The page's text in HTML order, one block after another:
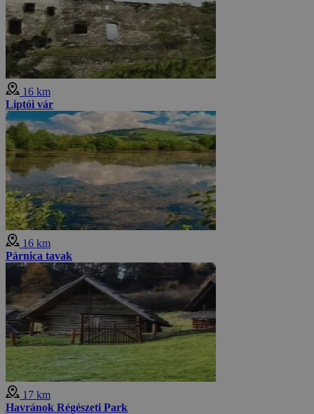
16 km
Liptói vár
16 km
Párnica tavak
17 km
Havránok Régészeti Park